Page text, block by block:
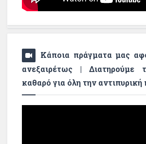
Κάποια πράγματα μας
ανεξαιρέτως | Διατηρούμε
καθαρό για όλη την αντιπυρική